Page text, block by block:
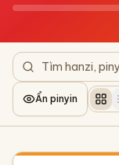
Ẩn pinyin